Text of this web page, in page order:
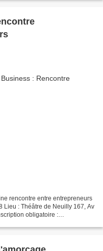
rencontre entre entrepreneurs
Lieu : Théâtre de Neuilly 167, Av
obligatoire :